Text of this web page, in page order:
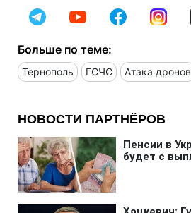
Больше по теме:
Тернополь ГСЧС Атака дронов